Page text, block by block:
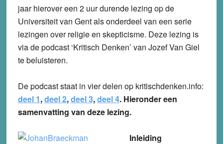
jaar hierover een 2 uur durende lezing op de
Universiteit van Gent als onderdeel van een serie
lezingen over religie en skepticisme. Deze lezing is
via de podcast ‘Kritisch Denken’ van Jozef Van Giel
te beluisteren.
De podcast staat in vier delen op kritischdenken.info:
deel 1,deel 2,deel 3,deel 4. Hieronder een
samenvatting van deze lezing.
Inleiding